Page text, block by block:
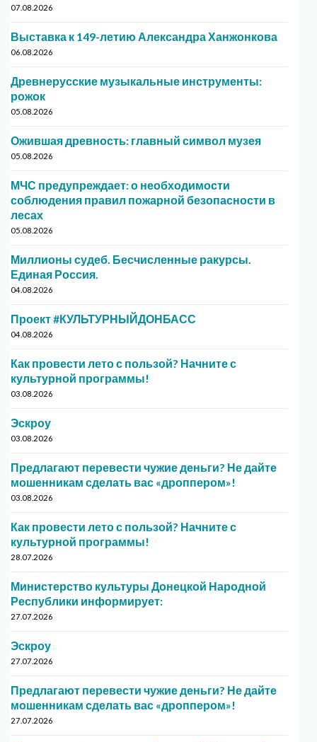
07.08.2026
Выставка к 149-летию Александра Ханжонкова
06.08.2026
Древнерусские музыкальные инструменты:
рожок
05.08.2026
Ожившая древность: главный символ музея
05.08.2026
МЧС предупреждает: о необходимости
соблюдения правил пожарной безопасности в
лесах
05.08.2026
Миллионы судеб. Бесчисленные ракурсы.
Единая Россия.
04.08.2026
Проект #КУЛЬТУРНЫЙДОНБАСС
04.08.2026
Как провести лето с пользой? Начните с
культурной программы!
03.08.2026
Эскроу
03.08.2026
Предлагают перевести чужие деньги? Не дайте
мошенникам сделать вас «дроппером»!
03.08.2026
Как провести лето с пользой? Начните с
культурной программы!
28.07.2026
Министерство культуры Донецкой Народной
Республики информирует:
27.07.2026
Эскроу
27.07.2026
Предлагают перевести чужие деньги? Не дайте
мошенникам сделать вас «дроппером»!
27.07.2026